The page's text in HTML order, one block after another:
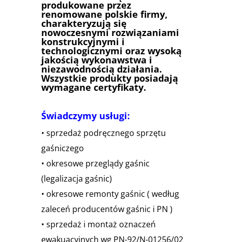
produkowane przez
renomowane polskie firmy,
charakteryzują się
nowoczesnymi rozwiązaniami
konstrukcyjnymi i
technologicznymi oraz wysoką
jakością wykonawstwa i
niezawodnością działania.
Wszystkie produkty posiadają
wymagane certyfikaty.
Świadczymy usługi:
• sprzedaż podręcznego sprzętu
gaśniczego
• okresowe przeglądy gaśnic
(legalizacja gaśnic)
• okresowe remonty gaśnic ( według
zaleceń producentów gaśnic i PN )
• sprzedaż i montaż oznaczeń
ewakuacyjnych wg PN-92/N-01256/02